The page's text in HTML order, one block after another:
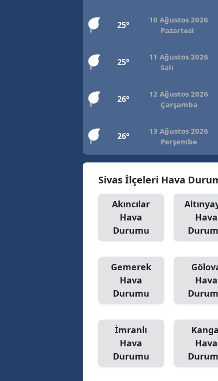
25°
10 Ağustos 2026
Pazartesi
25°
11 Ağustos 2026
Salı
26°
12 Ağustos 2026
Çarşamba
26°
13 Ağustos 2026
Perşembe
Sivas İlçeleri Hava
Akıncılar
Hava
Durumu
Hava
Gemerek
Hava
Durumu
Hava
İmranlı
Hava
Durumu
Hava